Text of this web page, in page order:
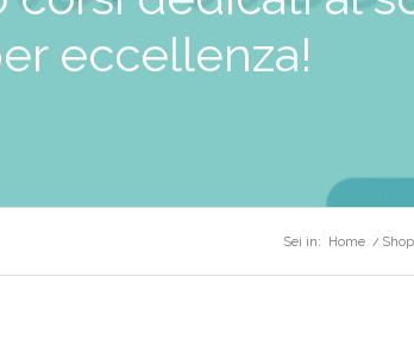
eccellenza!
Sei in: Home / Shop